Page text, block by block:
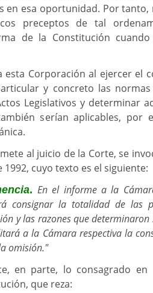
en esa oportunidad. Por
preceptos de tal
de la Constitución
esta Corporación al ejercer el
y concreto las
Legislativos y determinar
serían aplicables, por
al juicio de la Corte, se
cuyo texto es el siguiente:
. En el informe a la
consignar la totalidad de las
y las razones que
a la Cámara respectiva la
omisión."
en parte, lo consagrado
que reza: